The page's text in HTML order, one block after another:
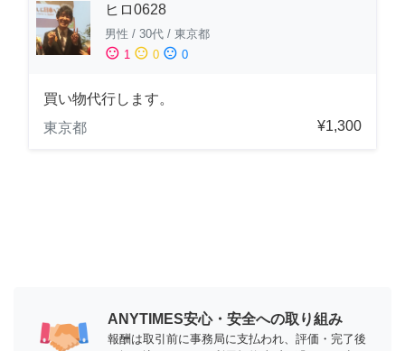
ヒロ0628
男性 / 30代 / 東京都
sentiment_satisfied 1 sentiment_neutral 0 sentiment_dissatisfied 0
買い物代行します。
東京都
¥1,300
ANYTIMES安心・安全への取り組み
報酬は取引前に事務局に支払われ、評価・完了後